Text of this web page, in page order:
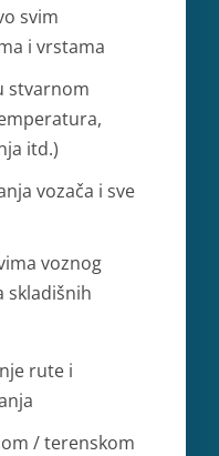
svim
i vrstama
stvarnom
itd.)
vozača i sve
voznog
skladišnih
rute i
/ terenskom